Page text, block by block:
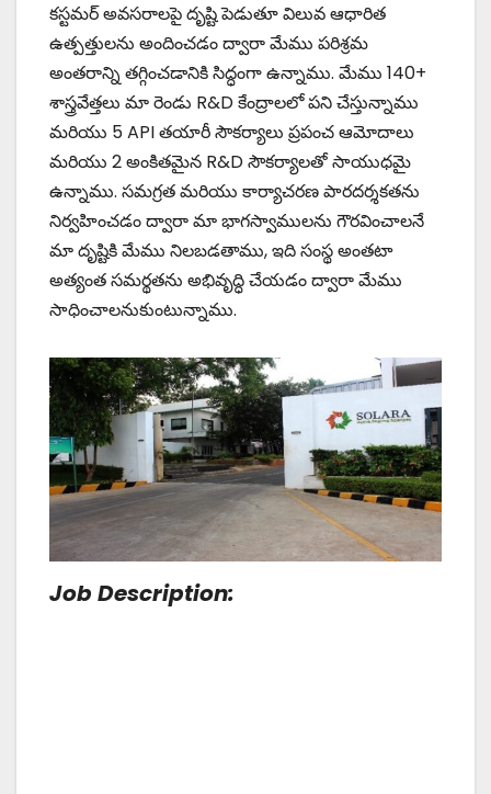
కస్టమర్ అవసరాలపై దృష్టి పెడుతూ విలువ ఆధారిత
ఉత్పత్తులను అందించడం ద్వారా మేము పరిశ్రమ
అంతరాన్ని తగ్గించడానికి సిద్ధంగా ఉన్నాము. మేము 140+
శాస్త్రవేత్తలు మా రెండు R&D కేంద్రాలలో పని చేస్తున్నాము
మరియు 5 API తయారీ సౌకర్యాలు ప్రపంచ ఆమోదాలు
మరియు 2 అంకితమైన R&D సౌకర్యాలతో సాయుధమై
ఉన్నాము. సమగ్రత మరియు కార్యాచరణ పారదర్శకతను
నిర్వహించడం ద్వారా మా భాగస్వాములను గౌరవించాలనే
మా దృష్టికి మేము నిలబడతాము, ఇది సంస్థ అంతటా
అత్యంత సమర్థతను అభివృద్ధి చేయడం ద్వారా మేము
సాధించాలనుకుంటున్నాము.
Job Description: